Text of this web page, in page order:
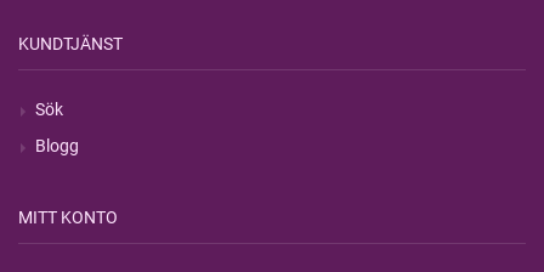
KUNDTJÄNST
Sök
Blogg
MITT KONTO